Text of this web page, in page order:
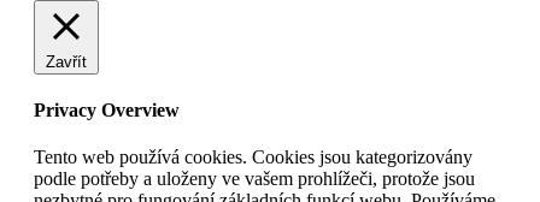
Zavřít
Privacy Overview
Tento web používá cookies. Cookies jsou kategorizovány
podle potřeby a uloženy ve vašem prohlížeči, protože jsou